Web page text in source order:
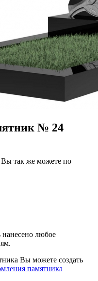
№ 24
так же можете по
любое
Вы можете создать
памятника